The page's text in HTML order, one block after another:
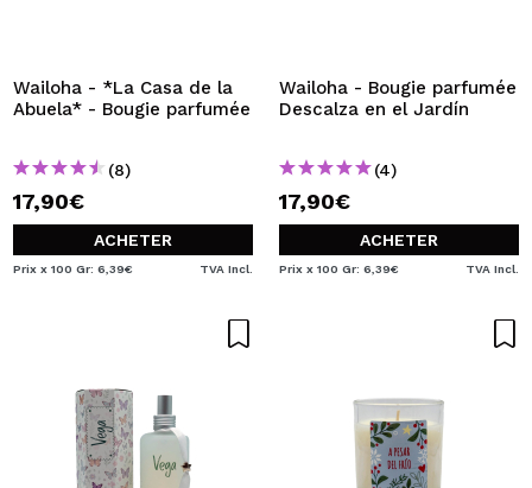
effectuer vos achats rapidement, vérifier l'état de vos
commandes et consulter vos opérations précédentes.
CRÉER UN COMPTE
Wailoha - *La Casa de la
Abuela* - Bougie parfumée
(8)
17,90€
ACHETER
Prix x 100 Gr: 6,39€ TVA Incl.
Wailoha - Bougie parfumée
Descalza en el Jardín
(4)
17,90€
ACHETER
Prix x 100 Gr: 6,39€ TVA Incl.